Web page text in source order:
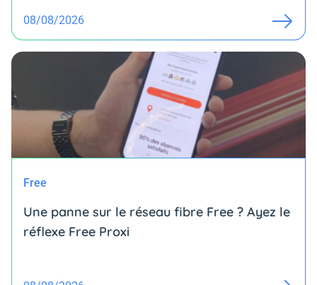
08/08/2026
Free
Une panne sur le réseau fibre Free ? Ayez le
réflexe Free Proxi